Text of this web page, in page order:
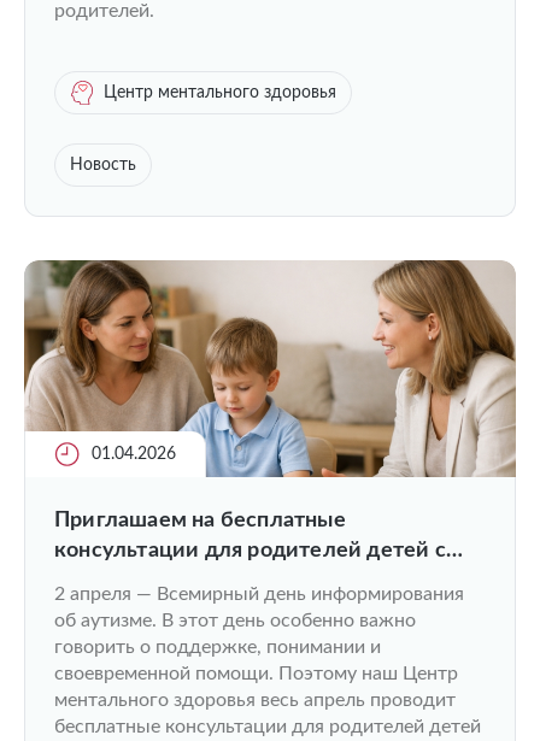
родителей.
Центр ментального здоровья
Новость
01.04.2026
Приглашаем на бесплатные
консультации для родителей детей с
2 апреля — Всемирный день информирования
об аутизме. В этот день особенно важно
говорить о поддержке, понимании и
своевременной помощи. Поэтому наш Центр
ментального здоровья весь апрель проводит
бесплатные консультации для родителей детей